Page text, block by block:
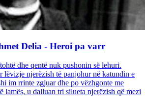
Delia - Heroi pa varr
dhe qentë nuk pushonin së lehuri.
lëvizje njerëzish të panjohur në katundin e
im rrinte zgjuar dhe po vëzhgonte me
lamës, u dalluan tri silueta njerëzish që mezi